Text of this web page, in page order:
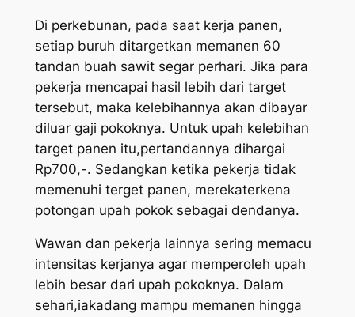
Di perkebunan, pada saat kerja panen,
setiap buruh ditargetkan memanen 60
tandan buah sawit segar perhari. Jika para
pekerja mencapai hasil lebih dari target
tersebut, maka kelebihannya akan dibayar
diluar gaji pokoknya. Untuk upah kelebihan
target panen itu,pertandannya dihargai
Rp700,-. Sedangkan ketika pekerja tidak
memenuhi terget panen, merekaterkena
potongan upah pokok sebagai dendanya.
Wawan dan pekerja lainnya sering memacu
intensitas kerjanya agar memperoleh upah
lebih besar dari upah pokoknya. Dalam
sehari,iakadang mampu memanen hingga